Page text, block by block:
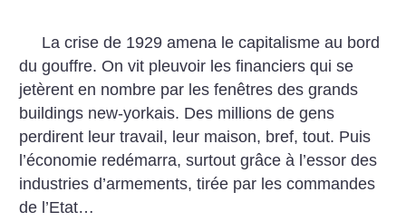
La crise de 1929 amena le capitalisme au bord
du gouffre. On vit pleuvoir les financiers qui se
jetèrent en nombre par les fenêtres des grands
buildings new-yorkais. Des millions de gens
perdirent leur travail, leur maison, bref, tout. Puis
l’économie redémarra, surtout grâce à l’essor des
industries d’armements, tirée par les commandes
de l’Etat…